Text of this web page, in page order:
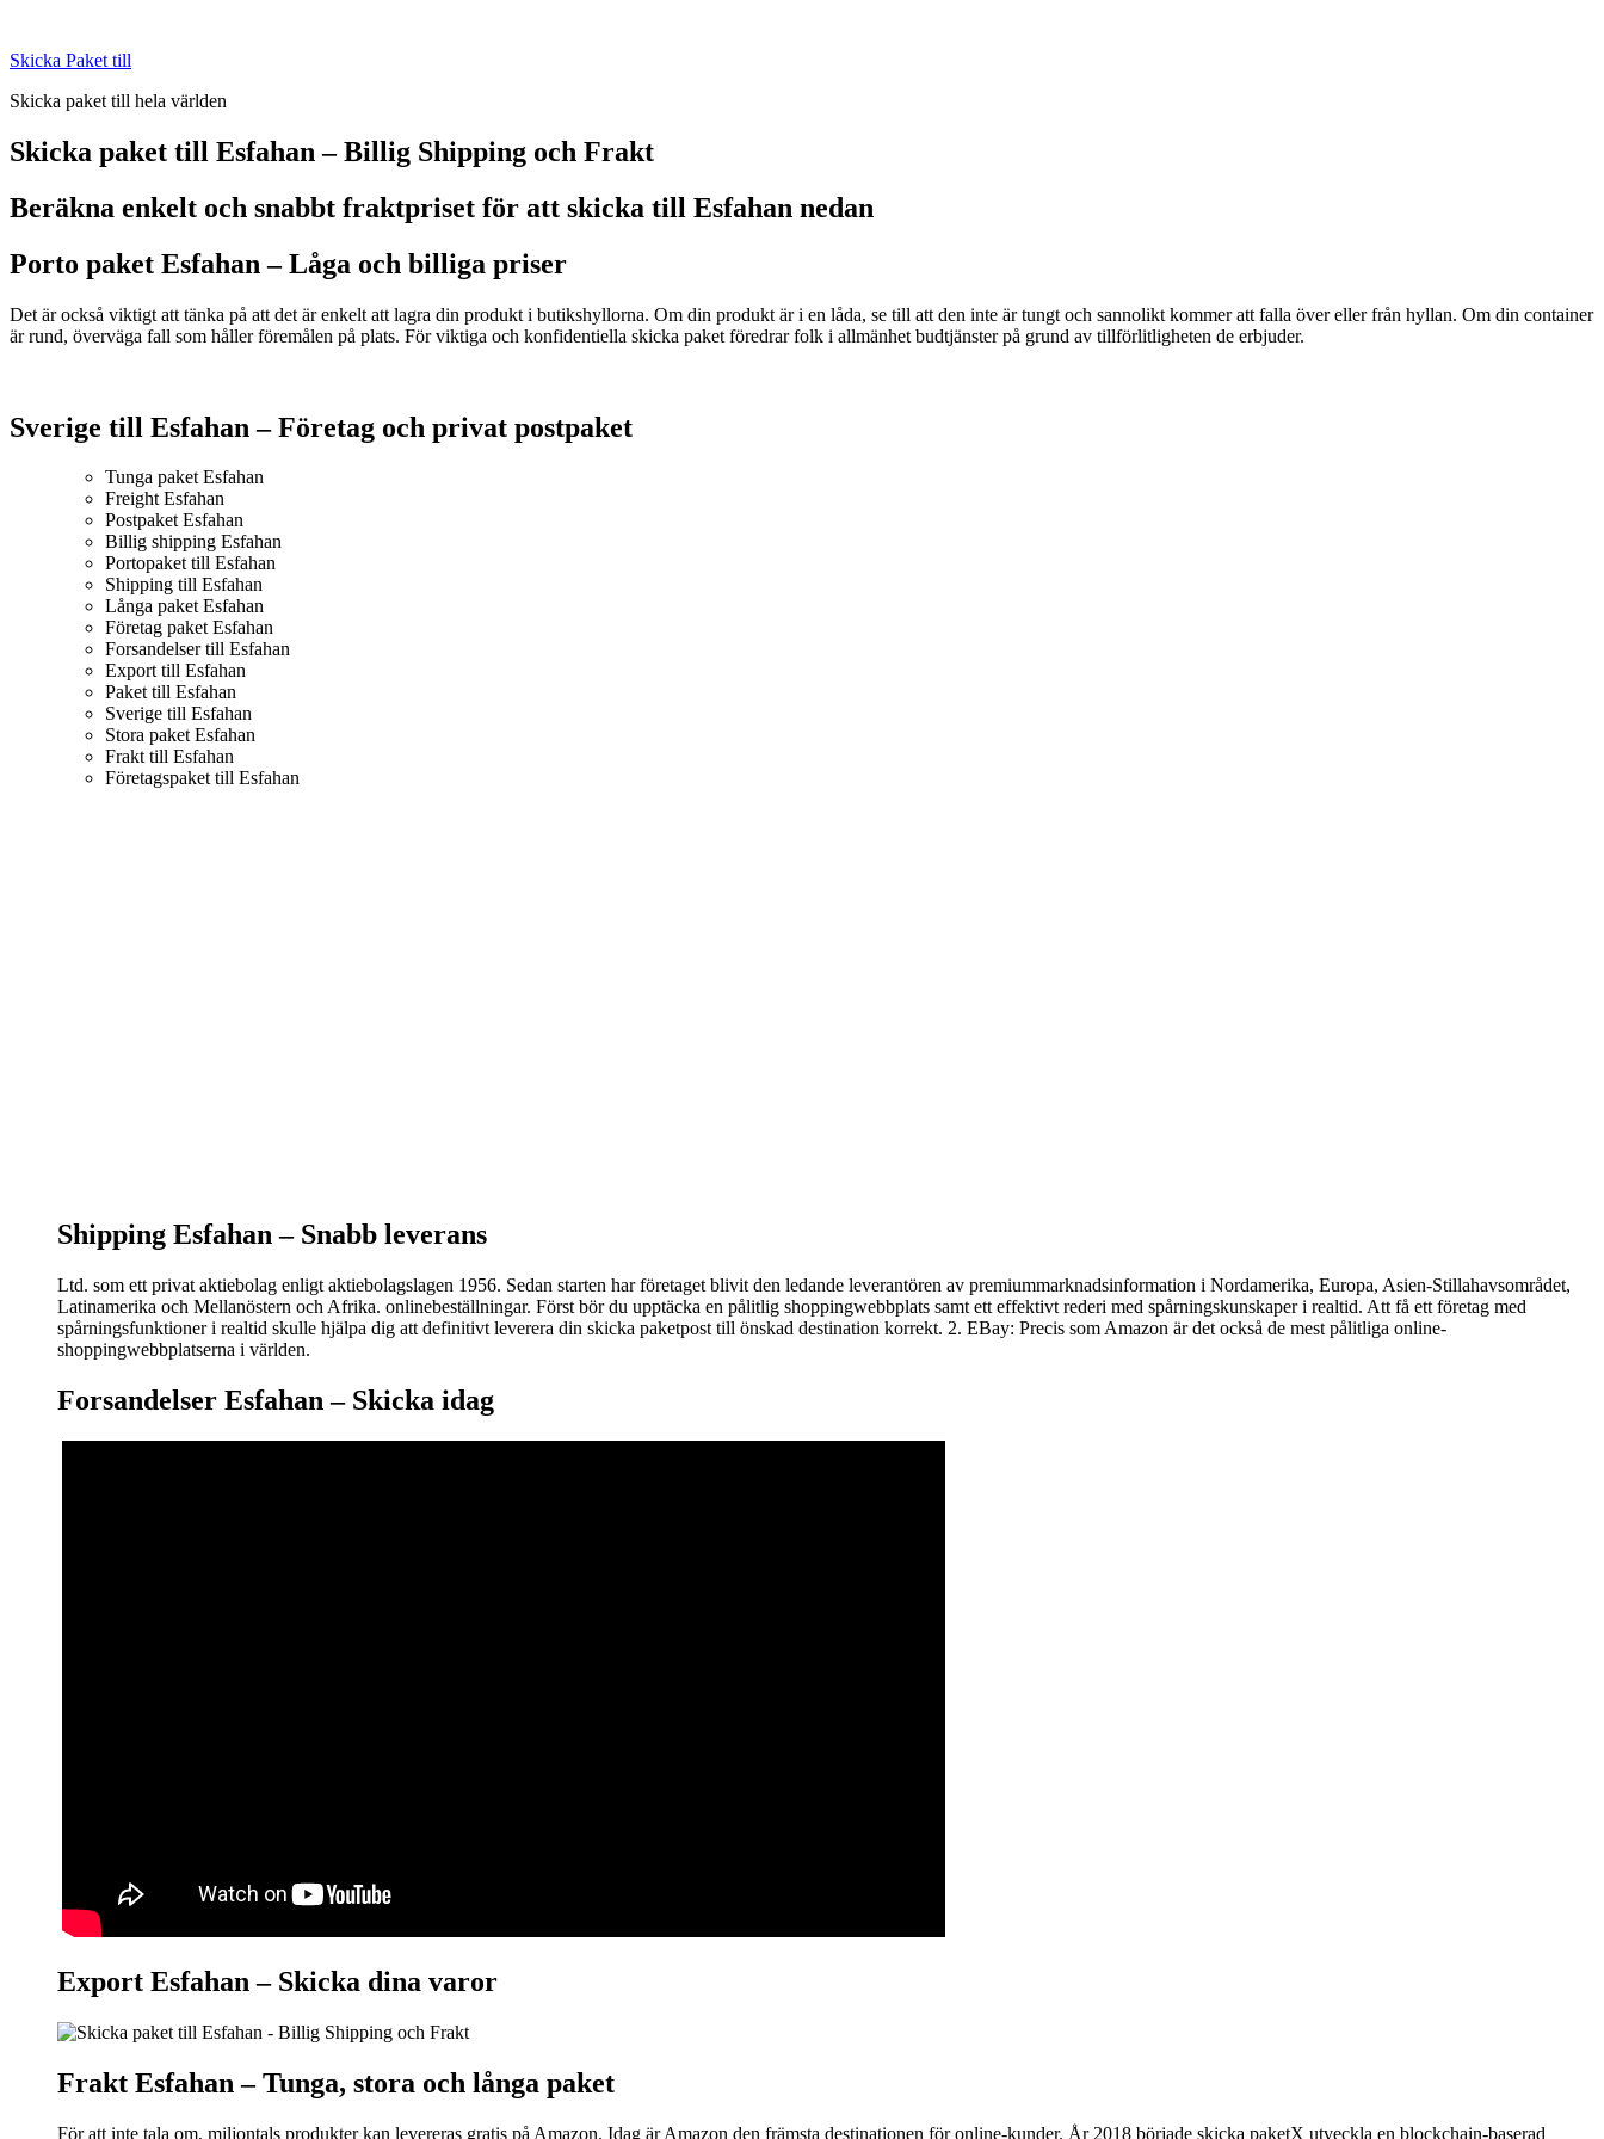
content
Skicka Paket till
Skicka paket till hela världen
Skicka paket till Esfahan – Billig Shipping och Frakt
Beräkna enkelt och snabbt fraktpriset för att skicka till Esfahan nedan
Porto paket Esfahan – Låga och billiga priser
Det är också viktigt att tänka på att det är enkelt att lagra din produkt i butikshyllorna. Om din produkt är i en låda, se till att den inte är tungt och sannolikt kommer att falla över eller från hyllan. Om din container
är rund, överväga fall som håller föremålen på plats. För viktiga och konfidentiella skicka paket föredrar folk i allmänhet budtjänster på grund av tillförlitligheten de erbjuder.
Sverige till Esfahan – Företag och privat postpaket
Tunga paket Esfahan
Freight Esfahan
Postpaket Esfahan
Billig shipping Esfahan
Portopaket till Esfahan
Shipping till Esfahan
Långa paket Esfahan
Företag paket Esfahan
Forsandelser till Esfahan
Export till Esfahan
Paket till Esfahan
Sverige till Esfahan
Stora paket Esfahan
Frakt till Esfahan
Företagspaket till Esfahan
Shipping Esfahan – Snabb leverans
Ltd. som ett privat aktiebolag enligt aktiebolagslagen 1956. Sedan starten har företaget blivit den ledande leverantören av premiummarknadsinformation i Nordamerika, Europa, Asien-Stillahavsområdet,
Latinamerika och Mellanöstern och Afrika. onlinebeställningar. Först bör du upptäcka en pålitlig shoppingwebbplats samt ett effektivt rederi med spårningskunskaper i realtid. Att få ett företag med
spårningsfunktioner i realtid skulle hjälpa dig att definitivt leverera din skicka paketpost till önskad destination korrekt. 2. EBay: Precis som Amazon är det också de mest pålitliga online-
shoppingwebbplatserna i världen.
Forsandelser Esfahan – Skicka idag
Export Esfahan – Skicka dina varor
Frakt Esfahan –Tunga, stora och långa paket
För att inte tala om, miljontals produkter kan levereras gratis på Amazon. Idag är Amazon den främsta destinationen för online-kunder. År 2018 började skicka paketX utveckla en blockchain-baserad